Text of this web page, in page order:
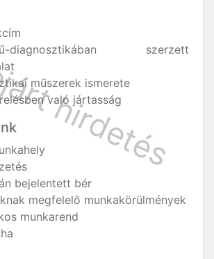
diagnosztikában szerzett
műszerek ismerete
való jártasság
bejelentett bér
megfelelő munkakörülmények
munkarend